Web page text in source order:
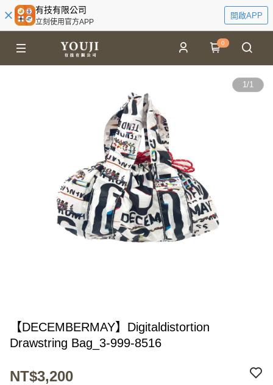
有技有限公司
立刻使用官方APP
開啟APP
0
1/1
【DECEMBERMAY】Digitaldistortion
Drawstring Bag_3-999-8516
NT$3,200